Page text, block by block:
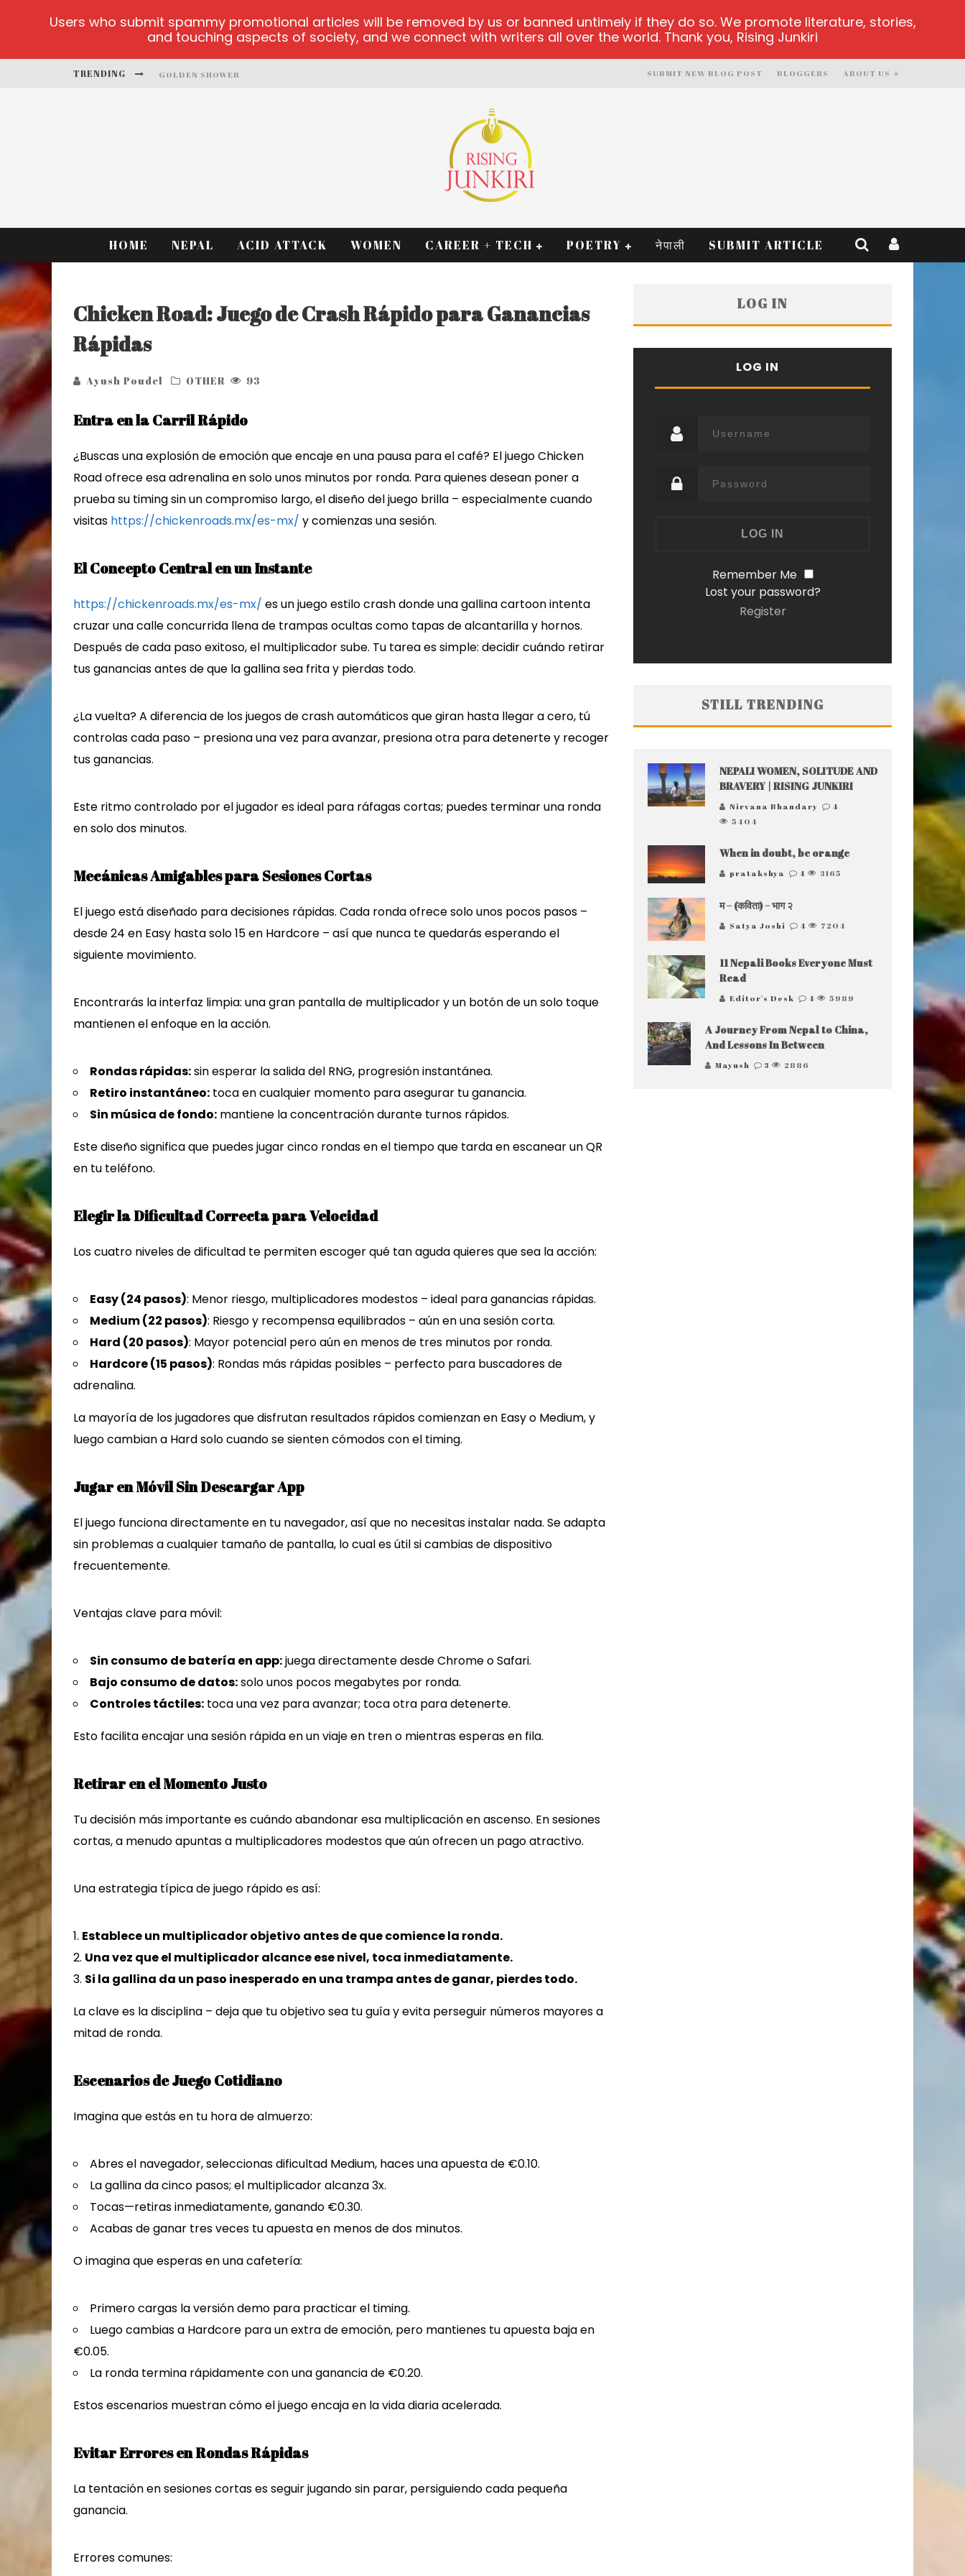
TRENDING GOLDEN SHOWER
CASINO ONTARIO NET
ABOUT US
BLOGGERS
SUBMIT NEW BLOG POST
HOME NEPAL ACID ATTACK WOMEN CAREER + TECH POETRY नेपाली SUBMIT ARTICLE
Chicken Road: Juego de Crash Rápido para Ganancias
Rápidas
Ayush Poudel OTHER 93
Entra en la Carril Rápido
¿Buscas una explosión de emoción que encaje en una pausa para el café? El juego Chicken
Road ofrece esa adrenalina en solo unos minutos por ronda. Para quienes desean poner a
prueba su timing sin un compromiso largo, el diseño del juego brilla – especialmente cuando
visitas https://chickenroads.mx/es-mx/ y comienzas una sesión.
El Concepto Central en un Instante
https://chickenroads.mx/es-mx/ es un juego estilo crash donde una gallina cartoon intenta
cruzar una calle concurrida llena de trampas ocultas como tapas de alcantarilla y hornos.
Después de cada paso exitoso, el multiplicador sube. Tu tarea es simple: decidir cuándo retirar
tus ganancias antes de que la gallina sea frita y pierdas todo.
¿La vuelta? A diferencia de los juegos de crash automáticos que giran hasta llegar a cero, tú
controlas cada paso – presiona una vez para avanzar, presiona otra para detenerte y recoger
tus ganancias.
Este ritmo controlado por el jugador es ideal para ráfagas cortas; puedes terminar una ronda
en solo dos minutos.
Mecánicas Amigables para Sesiones Cortas
El juego está diseñado para decisiones rápidas. Cada ronda ofrece solo unos pocos pasos –
desde 24 en Easy hasta solo 15 en Hardcore – así que nunca te quedarás esperando el
siguiente movimiento.
Encontrarás la interfaz limpia: una gran pantalla de multiplicador y un botón de un solo toque
mantienen el enfoque en la acción.
Rondas rápidas:sin esperar la salida del RNG, progresión instantánea.
Retiro instantáneo: toca en cualquier momento para asegurar tu ganancia.
Sin música de fondo: mantiene la concentración durante turnos rápidos.
Este diseño significa que puedes jugar cinco rondas en el tiempo que tarda en escanear un QR
en tu teléfono.
Elegir la Dificultad Correcta para Velocidad
Los cuatro niveles de dificultad te permiten escoger qué tan aguda quieres que sea la acción:
Easy (24 pasos): Menor riesgo, multiplicadores modestos – ideal para ganancias rápidas.
Medium (22 pasos): Riesgo y recompensa equilibrados – aún en una sesión corta.
Hard (20 pasos): Mayor potencial pero aún en menos de tres minutos por ronda.
Hardcore (15 pasos): Rondas más rápidas posibles – perfecto para buscadores de
adrenalina.
La mayoría de los jugadores que disfrutan resultados rápidos comienzan en Easy o Medium, y
luego cambian a Hard solo cuando se sienten cómodos con el timing.
Jugar en Móvil Sin Descargar App
El juego funciona directamente en tu navegador, así que no necesitas instalar nada. Se adapta
sin problemas a cualquier tamaño de pantalla, lo cual es útil si cambias de dispositivo
frecuentemente.
Ventajas clave para móvil:
Sin consumo de batería en app:juega directamente desde Chrome o Safari.
Bajo consumo de datos:solo unos pocos megabytes por ronda.
Controles táctiles: toca una vez para avanzar; toca otra para detenerte.
Esto facilita encajar una sesión rápida en un viaje en tren o mientras esperas en fila.
Retirar en el Momento Justo
Tu decisión más importante es cuándo abandonar esa multiplicación en ascenso. En sesiones
cortas, a menudo apuntas a multiplicadores modestos que aún ofrecen un pago atractivo.
Una estrategia típica de juego rápido es así:
Establece un multiplicador objetivo antes de que comience la ronda.
Una vez que el multiplicador alcance ese nivel, toca inmediatamente.
Si la gallina da un paso inesperado en una trampa antes de ganar, pierdes todo.
La clave es la disciplina – deja que tu objetivo sea tu guía y evita perseguir números mayores a
mitad de ronda.
Escenarios de Juego Cotidiano
Imagina que estás en tu hora de almuerzo:
Abres el navegador, seleccionas dificultad Medium, haces una apuesta de €0.10.
La gallina da cinco pasos; el multiplicador alcanza 3x.
Tocas—retiras inmediatamente, ganando €0.30.
Acabas de ganar tres veces tu apuesta en menos de dos minutos.
O imagina que esperas en una cafetería:
Primero cargas la versión demo para practicar el timing.
Luego cambias a Hardcore para un extra de emoción, pero mantienes tu apuesta baja en
€0.05.
La ronda termina rápidamente con una ganancia de €0.20.
Estos escenarios muestran cómo el juego encaja en la vida diaria acelerada.
Evitar Errores en Rondas Rápidas
La tentación en sesiones cortas es seguir jugando sin parar, persiguiendo cada pequeña
ganancia.
Errores comunes:
LOG IN
LOG IN
Remember Me
Lost your password?
Register
STILL TRENDING
NEPALI WOMEN, SOLITUDE AND
BRAVERY | RISING JUNKIRI
Nirvana Bhandary
4
5404
When in doubt, be orange
pratakshya 4 3165
म – (कविता) – भाग २
Satya Joshi 4 7204
11 Nepali Books Everyone Must
Read
Editor's Desk 4 5989
A Journey From Nepal to China,
And Lessons In Between
Mayush 3 2886
Users who submit spammy promotional articles will be removed by us or banned untimely if they do so. We promote literature, stories,
and touching aspects of society, and we connect with writers all over the world. Thank you, Rising Junkiri